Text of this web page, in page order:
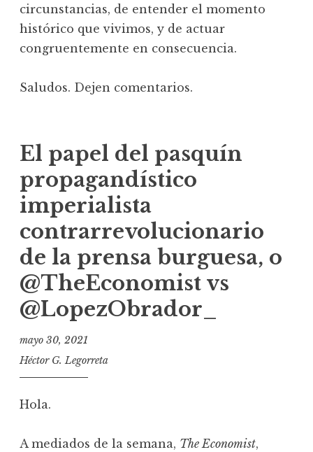
circunstancias, de entender el momento
histórico que vivimos, y de actuar
congruentemente en consecuencia.
Saludos. Dejen comentarios.
El papel del pasquín
propagandístico
imperialista
contrarrevolucionario
de la prensa burguesa, o
@TheEconomist vs
@LopezObrador_
mayo 30, 2021
Héctor G. Legorreta
Hola.
A mediados de la semana, The Economist,